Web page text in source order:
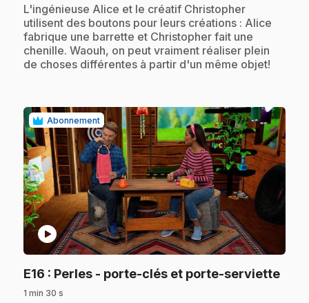
.L'ingénieuse Alice et le créatif Christopher
utilisent des boutons pour leurs créations : Alice
fabrique une barrette et Christopher fait une
chenille. Waouh, on peut vraiment réaliser plein
de choses différentes à partir d'un même objet!
Abonnement
play_circle
E16 : Perles - porte-clés et porte-serviette.
1 min 30 s